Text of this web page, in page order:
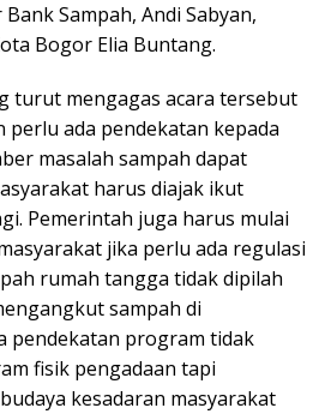
Sampah, Andi Sabyan,
Bogor Elia Buntang.
turut mengagas acara tersebut
perlu ada pendekatan kepada
masalah sampah dapat
harus diajak ikut
Pemerintah juga harus mulai
jika perlu ada regulasi
rumah tangga tidak dipilah
sampah di
pendekatan program tidak
fisik pengadaan tapi
kesadaran masyarakat